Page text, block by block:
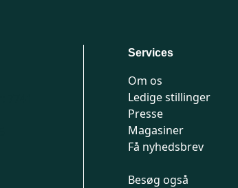
Services
Om os
Ledige stillinger
Presse
Magasiner
Få nyhedsbrev
Besøg også